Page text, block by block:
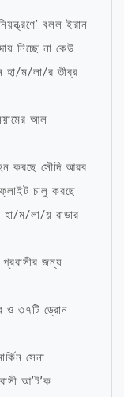
বলল ইরান
নিচ্ছে না কেউ
হা/ম/লা/র তীব্র
আল
করছে সৌদি আরব
চালু করছে
হা/ম/লা/য় রাডার
জন্য
ও ৩৭টি ড্রোন
সেনা
আ’ট’ক